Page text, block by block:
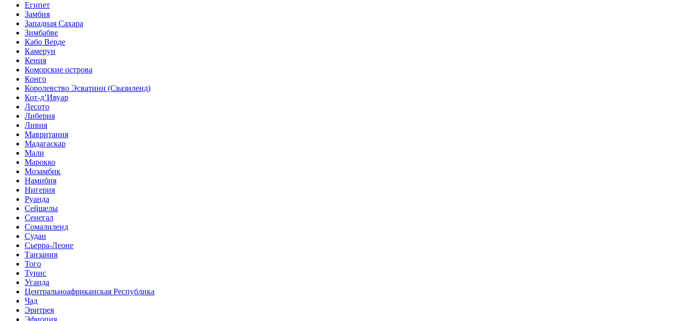
Египет
Замбия
Западная Сахара
Зимбабве
Кабо Верде
Камерун
Кения
Коморские острова
Конго
Королевство Эсватини (Свазиленд)
Кот-д’Ивуар
Лесото
Либерия
Ливия
Мавритания
Мадагаскар
Мали
Марокко
Мозамбик
Намибия
Нигерия
Руанда
Сейшелы
Сенегал
Сомалиленд
Судан
Сьерра-Леоне
Танзания
Того
Тунис
Уганда
Центральноафриканская Республика
Чад
Эритрея
Эфиопия